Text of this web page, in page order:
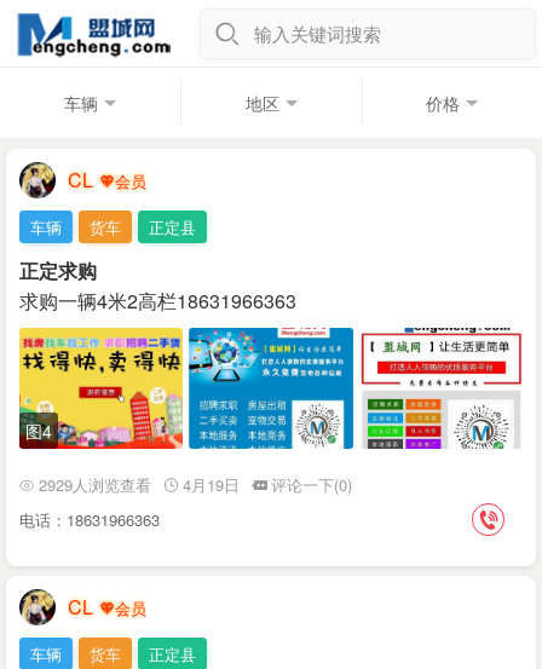
输入关键词搜索
车辆 地区 价格
CL
车辆 货车 正定县
正定求购
求购一辆4米2高栏18631966363
图4
2929人浏览查看 4月19日
评论一下(0)
电话：18631966363
CL
车辆 货车 正定县